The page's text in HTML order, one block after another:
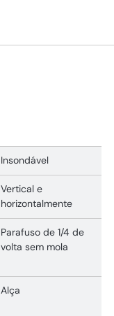
Insondável
Vertical e
horizontalmente
Parafuso de 1/4 de
volta sem mola
Alça